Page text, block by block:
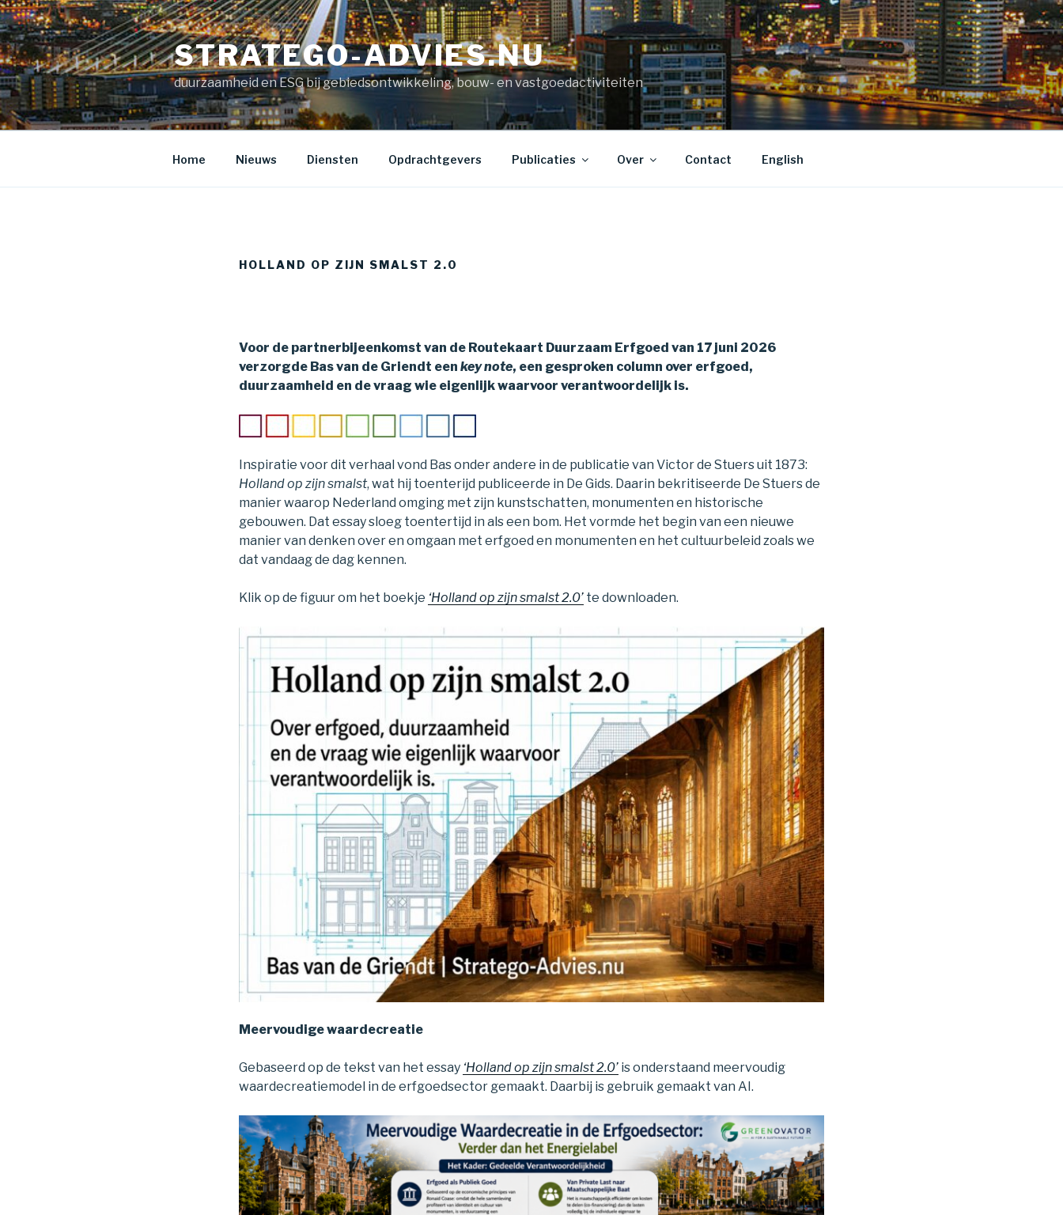
Naar
de
inhoud
springen
STRATEGO-ADVIES.NU
duurzaamheid en ESG bij gebiedsontwikkeling, bouw- en vastgoedactiviteiten
Home Nieuws Diensten Opdrachtgevers Publicaties Over Contact English
HOLLAND OP ZIJN SMALST 2.0
Voor de partnerbijeenkomst van de Routekaart Duurzaam Erfgoed van 17 juni 2026
verzorgde Bas van de Griendt een key note, een gesproken column over erfgoed,
duurzaamheid en de vraag wie eigenlijk waarvoor verantwoordelijk is.
Inspiratie voor dit verhaal vond Bas onder andere in de publicatie van Victor de Stuers uit 1873:
Holland op zijn smalst, wat hij toenterijd publiceerde in De Gids. Daarin bekritiseerde De Stuers de
manier waarop Nederland omging met zijn kunstschatten, monumenten en historische
gebouwen. Dat essay sloeg toentertijd in als een bom. Het vormde het begin van een nieuwe
manier van denken over en omgaan met erfgoed en monumenten en het cultuurbeleid zoals we
dat vandaag de dag kennen.
Klik op de figuur om het boekje ‘Holland op zijn smalst 2.0’ te downloaden.
Meervoudige waardecreatie
Gebaseerd op de tekst van het essay ‘Holland op zijn smalst 2.0’ is onderstaand meervoudig
waardecreatiemodel in de erfgoedsector gemaakt. Daarbij is gebruik gemaakt van AI.